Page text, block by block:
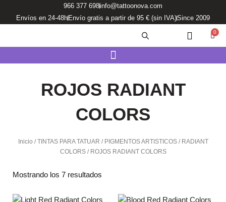
966 377 698info@tattoonova.com
Envíos en 24-48h Envío gratis a partir de 95 € (sin IVA)Since 2009
0
ROJOS RADIANT
COLORS
Inicio /TINTAS PARA TATUAR / PIGMENTOS ARTISTICOS/ RADIANT
COLORS/ ROJOS RADIANT COLORS
Mostrando los 7 resultados